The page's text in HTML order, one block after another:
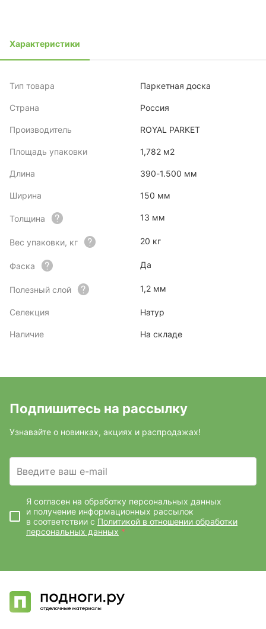
Характеристики
Тип товара Паркетная доска
Страна Россия
Производитель ROYAL PARKET
Площадь упаковки 1,782 м2
Длина 390-1.500 мм
Ширина 150 мм
Толщина 13 мм
Вес упаковки, кг 20 кг
Фаска Да
Полезный слой 1,2 мм
Селекция Натур
Наличие На складе
Подпишитесь на рассылку
Узнавайте о новинках, акциях и распродажах!
Введите ваш e-mail
Я согласен на обработку персональных данных
и получение информационных рассылок
в соответствии с Политикой в отношении обработки
персональных данных *